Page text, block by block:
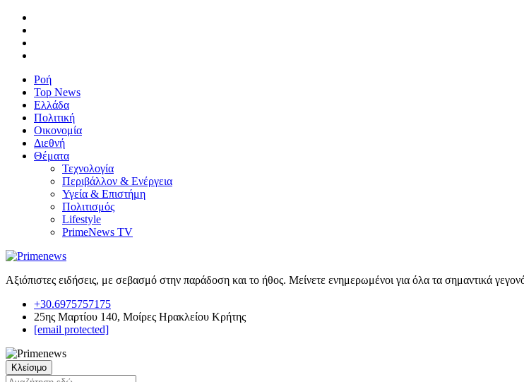
Ροή
Top News
Ελλάδα
Πολιτική
Οικονομία
Διεθνή
Θέματα
Τεχνολογία
Περιβάλλον & Ενέργεια
Υγεία & Επιστήμη
Πολιτισμός
Lifestyle
PrimeNews TV
Αξιόπιστες ειδήσεις, με σεβασμό στην παράδοση και το ήθος. Μείνετε ενημερωμένοι για όλα τα σημαντικά
+30.6975757175
25ης Μαρτίου 140, Μοίρες Ηρακλείου Κρήτης
[email protected]
Κλείσιμο